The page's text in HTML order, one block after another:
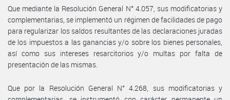
Que mediante la Resolución General N° 4.057, sus modificatorias y
complementarias, se implementó un régimen de facilidades de pago
para regularizar los saldos resultantes de las declaraciones juradas
de los impuestos a las ganancias y/o sobre los bienes personales,
así como sus intereses resarcitorios y/o multas por falta de
presentación de las mismas.
Que por la Resolución General N° 4.268, sus modificatorias y